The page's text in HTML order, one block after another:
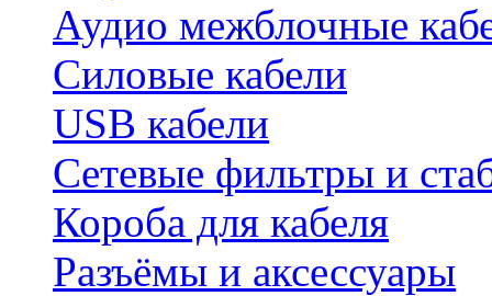
Аудио межблочные
Силовые кабели
USB кабели
Сетевые фильтры и
Короба для кабеля
Разъёмы и аксессуары